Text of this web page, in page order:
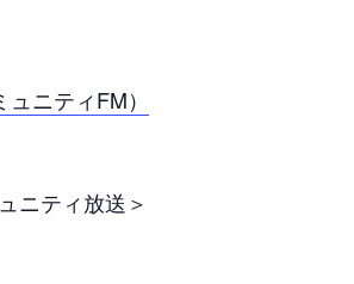
ニティFM）
ティ放送＞